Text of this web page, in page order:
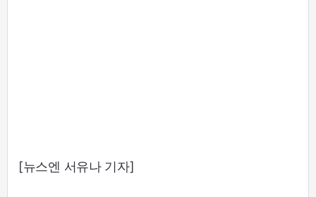
[뉴스엔 서유나 기자]